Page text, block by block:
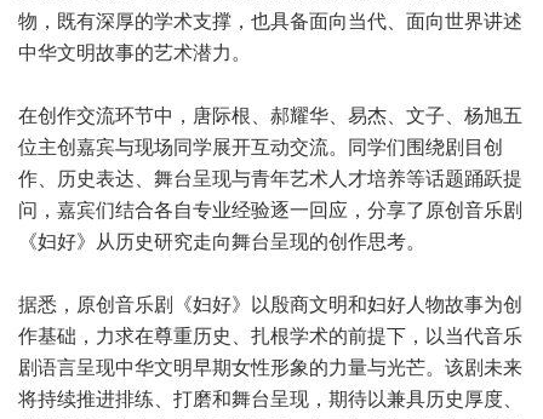
物，既有深厚的学术支撑，也具备面向当代、面向世界讲述
中华文明故事的艺术潜力。
在创作交流环节中，唐际根、郝耀华、易杰、文子、杨旭五
位主创嘉宾与现场同学展开互动交流。同学们围绕剧目创
作、历史表达、舞台呈现与青年艺术人才培养等话题踊跃提
问，嘉宾们结合各自专业经验逐一回应，分享了原创音乐剧
《妇好》从历史研究走向舞台呈现的创作思考。
据悉，原创音乐剧《妇好》以殷商文明和妇好人物故事为创
作基础，力求在尊重历史、扎根学术的前提下，以当代音乐
剧语言呈现中华文明早期女性形象的力量与光芒。该剧未来
将持续推进排练、打磨和舞台呈现，期待以兼具历史厚度、